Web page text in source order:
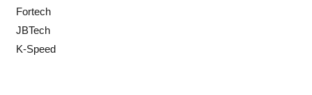
Fortech
JBTech
K-Speed